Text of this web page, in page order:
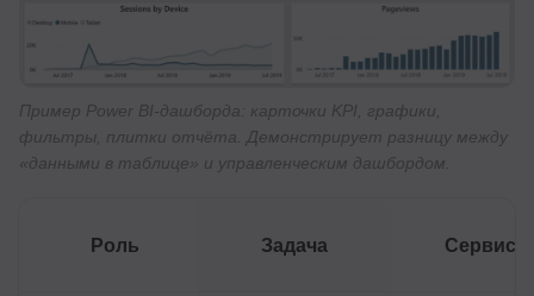
Пример Power BI-дашборда: карточки KPI, графики,
фильтры, плитки отчёта. Демонстрирует разницу между
«данными в таблице» и управленческим дашбордом.
Роль Задача Сервис